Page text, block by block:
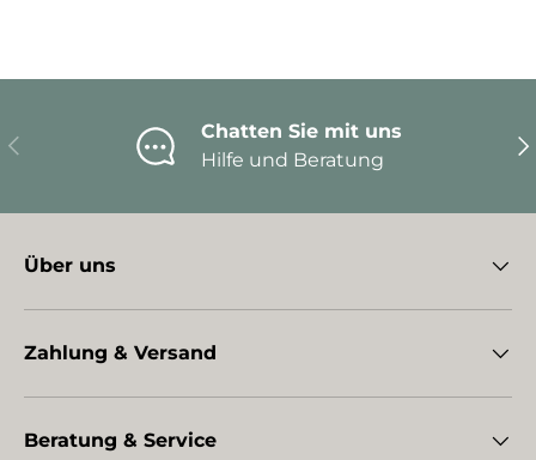
Vorherige
Chatten Sie mit uns
Hilfe und Beratung
Über uns
Zahlung & Versand
Beratung & Service